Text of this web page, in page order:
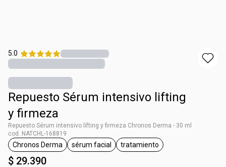
5.0
Repuesto Sérum intensivo lifting
y firmeza
Repuesto Sérum intensivo lifting y firmeza Chronos Derma - 30 ml
cod. NATCHL-168819
general.tag Chronos Derma
Chronos Derma
general.tag sérum facial
sérum facial
general.tag tratamiento
tratamiento
$ 29.390